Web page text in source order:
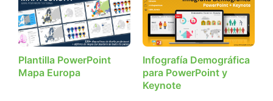
Plantilla PowerPoint
Mapa Europa
Infografía Demográfica
para PowerPoint y
Keynote